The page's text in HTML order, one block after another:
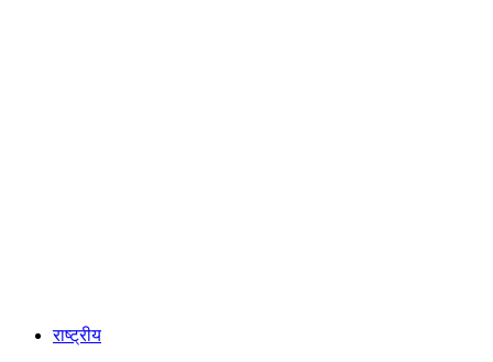
राष्ट्रीय